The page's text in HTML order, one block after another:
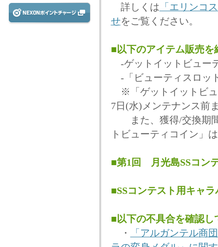
詳しくは 「エリンコ
せをご覧ください。
■以下のアイテム販売を
-ゲットイットビュー
-「ビューティスロッ
※「ゲットイットビュ
7日(水)メンテナンス前
また、獲得/交換期間
トビューティコイン」
■第1回 月光島SSコン
■SSコンテスト用キャ
■以下の不具合を確認し
・
「アルガンテル商